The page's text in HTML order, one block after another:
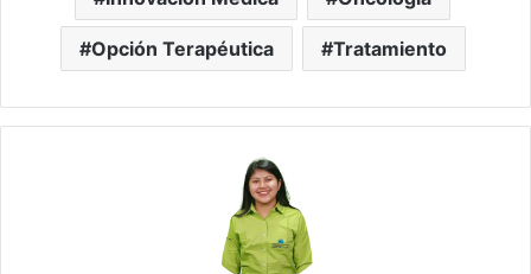
Opción Terapéutica Tratamiento